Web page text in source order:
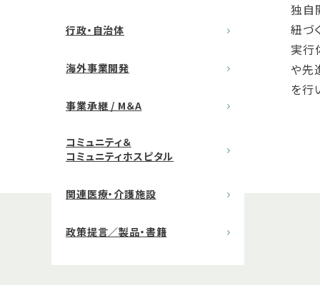
行政・自治体
海外事業開発
事業承継 / M＆A
コミュニティ＆
コミュニティホスピタル
関連医療・介護施設
政策提言／製品・書籍
独自
紐づ
実行
や先
を行